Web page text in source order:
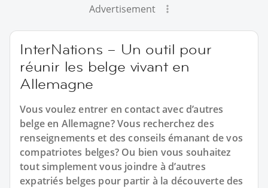
Advertisement
InterNations – Un outil pour
réunir les belge vivant en
Allemagne
Vous voulez entrer en contact avec d’autres
belge en Allemagne? Vous recherchez des
renseignements et des conseils émanant de vos
compatriotes belges? Ou bien vous souhaitez
tout simplement vous joindre à d’autres
expatriés belges pour partir à la découverte des